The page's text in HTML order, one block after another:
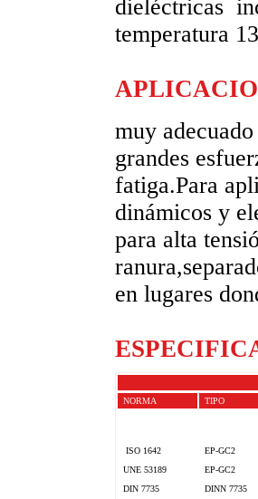
dieléctricas
temperatura
muy
grandes
fatiga.Para
dinámicos y
para alta
en lugares
NORMA TIPO
ISO 1642
UNE 53189
DIN 7735
EP-GC2
EP-GC2
DINN 7735